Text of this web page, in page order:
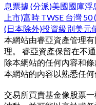
息票據 (分派)美國國庫浮
上市)富時 TWSE 台灣 50
(日本除外)投資級別美元
本網站由睿亞資產管理
理。 睿亞資產保留在不
除本網站的任何內容和
本網站的內容以熟悉任何
交易所買賣基金像股票